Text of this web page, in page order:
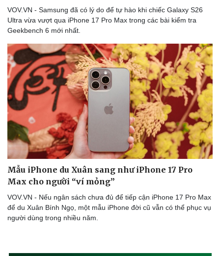
VOV.VN - Samsung đã có lý do để tự hào khi chiếc Galaxy S26
Ultra vừa vượt qua iPhone 17 Pro Max trong các bài kiểm tra
Geekbench 6 mới nhất.
Mẫu iPhone du Xuân sang như iPhone 17 Pro
Max cho người “ví mỏng”
VOV.VN - Nếu ngân sách chưa đủ để tiếp cận iPhone 17 Pro Max
để du Xuân Bính Ngọ, một mẫu iPhone đời cũ vẫn có thể phục vụ
người dùng trong nhiều năm.